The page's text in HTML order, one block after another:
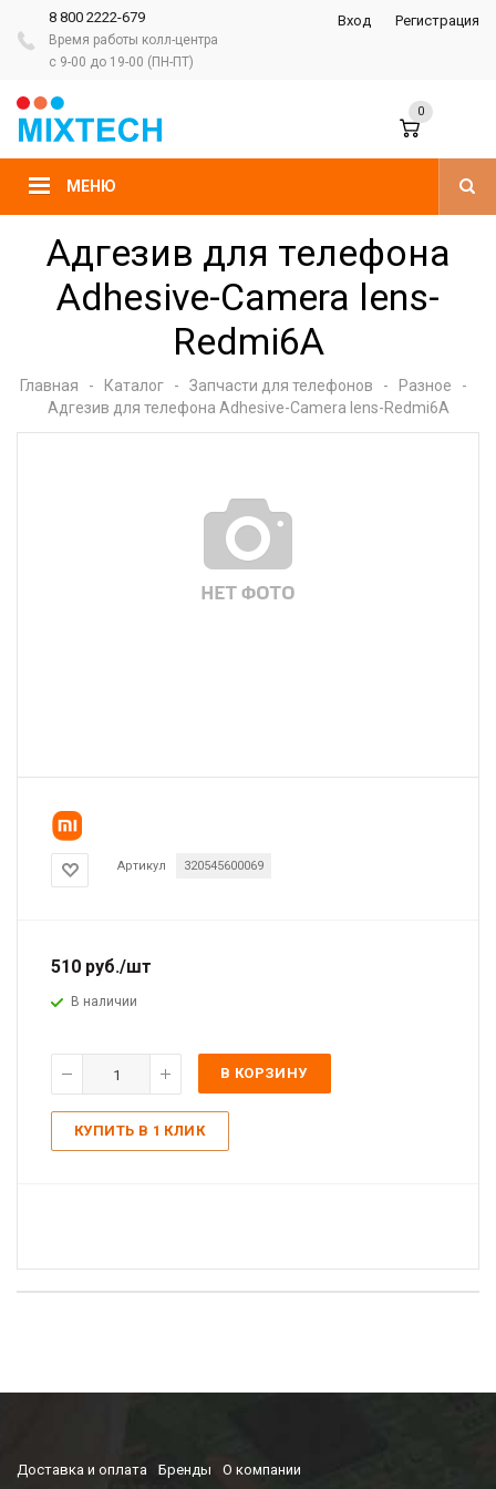
8 800 2222-679
Время работы колл-центра
с 9-00 до 19-00 (ПН-ПТ)
Вход Регистрация
МЕНЮ
0
Адгезив для телефона
Adhesive-Camera lens-
Redmi6A
Главная - Каталог - Запчасти для телефонов - Разное
-
Адгезив для телефона Adhesive-Camera lens-Redmi6A
Артикул 320545600069
510 руб./шт
В наличии
В КОРЗИНУ
КУПИТЬ В 1 КЛИК
Доставка и оплата Бренды О компании